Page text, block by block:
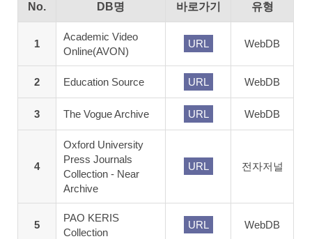
No. DB명 바로가기 유형
1
Academic Video
Online(AVON)
URL WebDB
2 Education Source URL WebDB
3 The Vogue Archive URL WebDB
4
Oxford University
Press Journals
Collection - Near
Archive
URL 전자저널
5
PAO KERIS
Collection
URL WebDB